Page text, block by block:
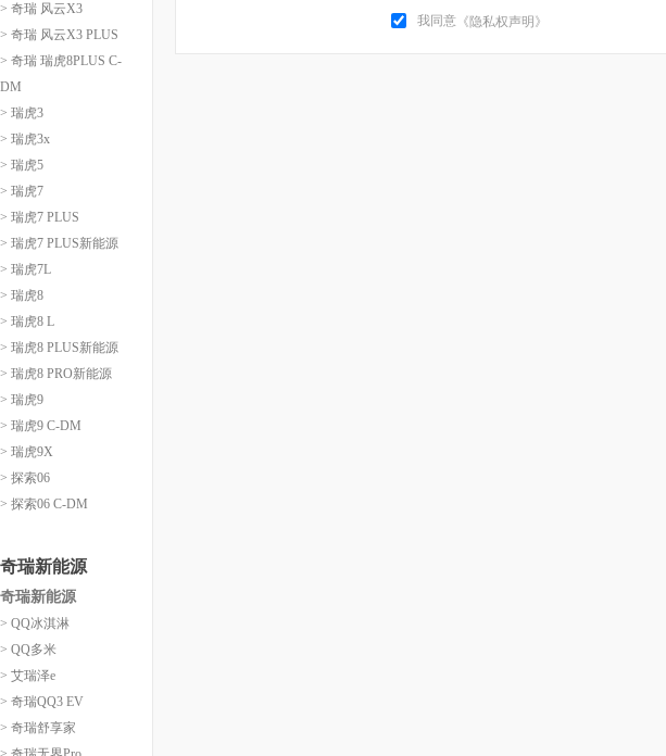
> 奇瑞 风云X3
> 奇瑞 风云X3 PLUS
> 奇瑞 瑞虎8PLUS C-
DM
> 瑞虎3
> 瑞虎3x
> 瑞虎5
> 瑞虎7
> 瑞虎7 PLUS
> 瑞虎7 PLUS新能源
> 瑞虎7L
> 瑞虎8
> 瑞虎8 L
> 瑞虎8 PLUS新能源
> 瑞虎8 PRO新能源
> 瑞虎9
> 瑞虎9 C-DM
> 瑞虎9X
> 探索06
> 探索06 C-DM
奇瑞新能源
奇瑞新能源
> QQ冰淇淋
> QQ多米
> 艾瑞泽e
> 奇瑞QQ3 EV
> 奇瑞舒享家
我同意 《隐私权声明》